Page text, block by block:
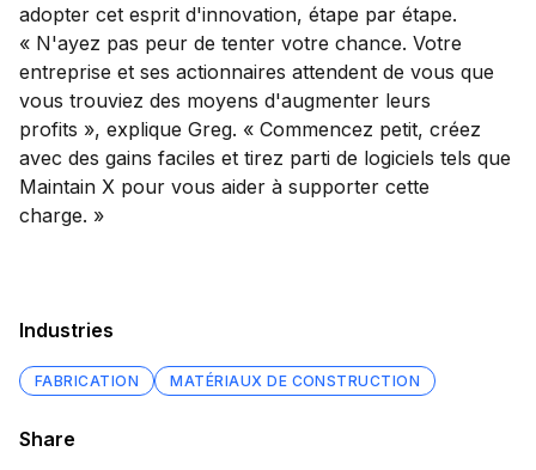
adopter cet esprit d'innovation, étape par étape.
« N'ayez pas peur de tenter votre chance. Votre
entreprise et ses actionnaires attendent de vous que
vous trouviez des moyens d'augmenter leurs
profits », explique Greg. « Commencez petit, créez
avec des gains faciles et tirez parti de logiciels tels que
Maintain X pour vous aider à supporter cette
charge. »
Industries
FABRICATION MATÉRIAUX DE CONSTRUCTION
Share